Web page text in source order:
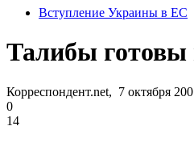
Вступление Украины в ЕС
Талибы готовы
Корреспондент.net, 7 октября
0
14